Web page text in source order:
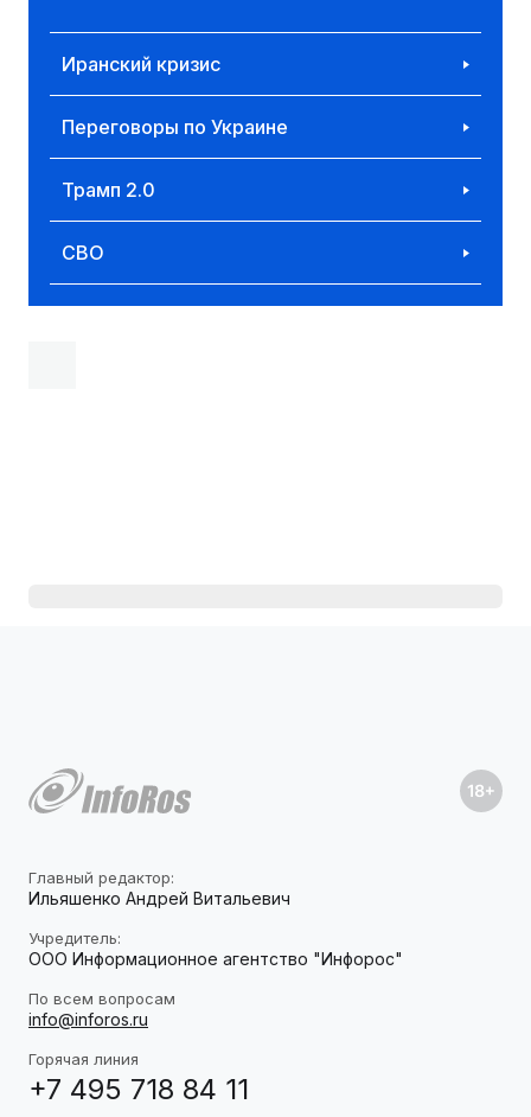
Иранский кризис
Переговоры по Украине
Трамп 2.0
СВО
Главный редактор:
Ильяшенко Андрей Витальевич
Учредитель:
ООО Информационное агентство "Инфорос"
По всем вопросам
info@inforos.ru
Горячая линия
+7 495 718 84 11